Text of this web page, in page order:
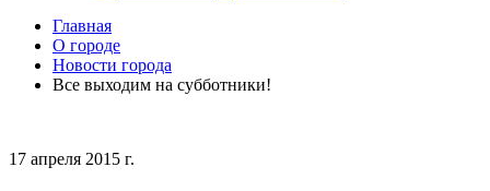
Главная
О городе
Новости города
Все выходим на субботники!
17 апреля 2015 г.